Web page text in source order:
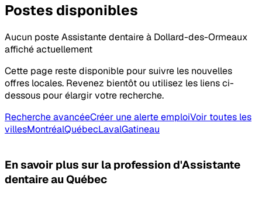
Postes disponibles
Aucun poste Assistante dentaire à Dollard-des-Ormeaux
affiché actuellement
Cette page reste disponible pour suivre les nouvelles
offres locales. Revenez bientôt ou utilisez les liens ci-
dessous pour élargir votre recherche.
Recherche avancéeCréer une alerte emploiVoir toutes les
villesMontréalQuébecLavalGatineau
En savoir plus sur la professiond'Assistante
dentaireau Québec